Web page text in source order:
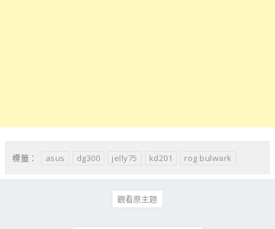
標籤： asus dg300 jelly75 kd201 rog bulwark
觀看原主題